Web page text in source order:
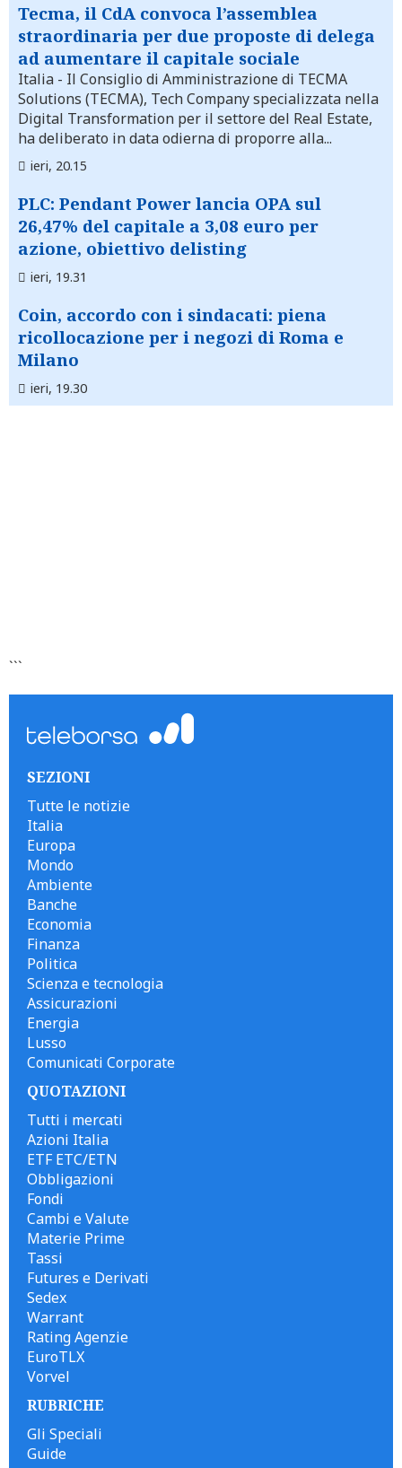
Tecma, il CdA convoca l’assemblea
straordinaria per due proposte di delega
ad aumentare il capitale sociale
Italia - Il Consiglio di Amministrazione di TECMA
Solutions (TECMA), Tech Company specializzata nella
Digital Transformation per il settore del Real Estate,
ha deliberato in data odierna di proporre alla...
ieri, 20.15
PLC: Pendant Power lancia OPA sul
26,47% del capitale a 3,08 euro per
azione, obiettivo delisting
ieri, 19.31
Coin, accordo con i sindacati: piena
ricollocazione per i negozi di Roma e
Milano
ieri, 19.30
```
SEZIONI
Tutte le notizie
Italia
Europa
Mondo
Ambiente
Banche
Economia
Finanza
Politica
Scienza e tecnologia
Assicurazioni
Energia
Lusso
Comunicati Corporate
QUOTAZIONI
Tutti i mercati
Azioni Italia
ETF ETC/ETN
Obbligazioni
Fondi
Cambi e Valute
Materie Prime
Tassi
Futures e Derivati
Sedex
Warrant
Rating Agenzie
EuroTLX
Vorvel
RUBRICHE
Gli Speciali
Guide